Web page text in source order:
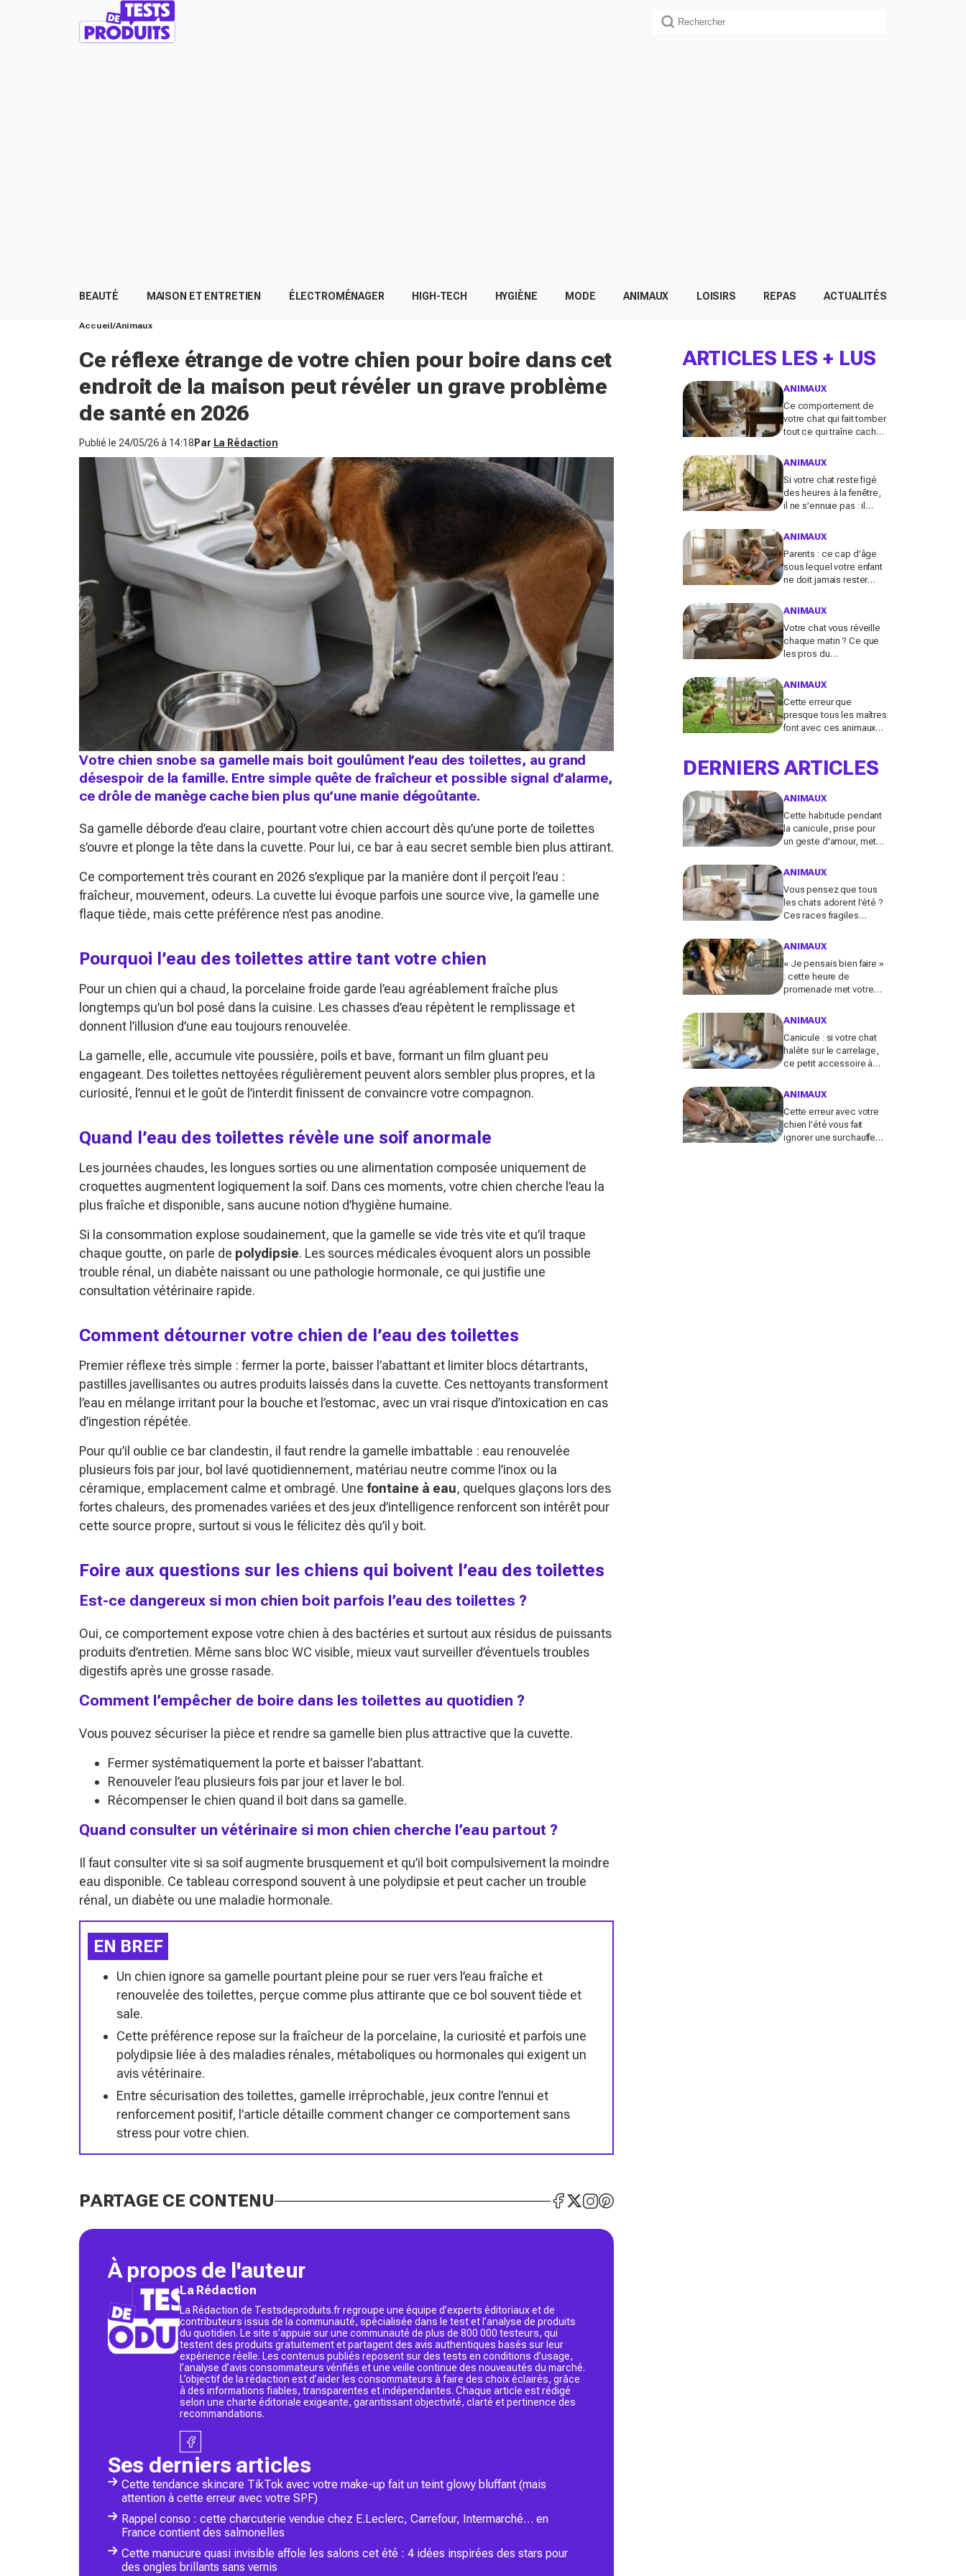
BEAUTÉ MAISON ET ENTRETIEN ÉLECTROMÉNAGER HIGH-TECH HYGIÈNE MODE ANIMAUX LOISIRS REPAS ACTUALITÉS
Accueil Animaux
Ce réflexe étrange de votre chien pour boire dans cet
endroit de la maison peut révéler un grave problème
de santé en 2026
Publié le 24/05/26 à 14:18 Par La Rédaction
Votre chien snobe sa gamelle mais boit goulûment l’eau des toilettes, au grand
désespoir de la famille. Entre simple quête de fraîcheur et possible signal d’alarme,
ce drôle de manège cache bien plus qu’une manie dégoûtante.
Sa gamelle déborde d’eau claire, pourtant votre chien accourt dès qu’une porte de toilettes
s’ouvre et plonge la tête dans la cuvette. Pour lui, ce bar à eau secret semble bien plus attirant.
Ce comportement très courant en 2026 s’explique par la manière dont il perçoit l’eau :
fraîcheur, mouvement, odeurs. La cuvette lui évoque parfois une source vive, la gamelle une
flaque tiède, mais cette préférence n’est pas anodine.
Pourquoi l’eau des toilettes attire tant votre chien
Pour un chien qui a chaud, la porcelaine froide garde l’eau agréablement fraîche plus
longtemps qu’un bol posé dans la cuisine. Les chasses d’eau répètent le remplissage et
donnent l’illusion d’une eau toujours renouvelée.
La gamelle, elle, accumule vite poussière, poils et bave, formant un film gluant peu
engageant. Des toilettes nettoyées régulièrement peuvent alors sembler plus propres, et la
curiosité, l’ennui et le goût de l’interdit finissent de convaincre votre compagnon.
Quand l’eau des toilettes révèle une soif anormale
Les journées chaudes, les longues sorties ou une alimentation composée uniquement de
croquettes augmentent logiquement la soif. Dans ces moments, votre chien cherche l’eau la
plus fraîche et disponible, sans aucune notion d’hygiène humaine.
Si la consommation explose soudainement, que la gamelle se vide très vite et qu’il traque
chaque goutte, on parle de polydipsie. Les sources médicales évoquent alors un possible
trouble rénal, un diabète naissant ou une pathologie hormonale, ce qui justifie une
consultation vétérinaire rapide.
Comment détourner votre chien de l’eau des toilettes
Premier réflexe très simple : fermer la porte, baisser l’abattant et limiter blocs détartrants,
pastilles javellisantes ou autres produits laissés dans la cuvette. Ces nettoyants transforment
l’eau en mélange irritant pour la bouche et l’estomac, avec un vrai risque d’intoxication en cas
d’ingestion répétée.
Pour qu’il oublie ce bar clandestin, il faut rendre la gamelle imbattable : eau renouvelée
plusieurs fois par jour, bol lavé quotidiennement, matériau neutre comme l’inox ou la
céramique, emplacement calme et ombragé. Une fontaine à eau, quelques glaçons lors des
fortes chaleurs, des promenades variées et des jeux d’intelligence renforcent son intérêt pour
cette source propre, surtout si vous le félicitez dès qu’il y boit.
Foire aux questions sur les chiens qui boivent l’eau des toilettes
Est-ce dangereux si mon chien boit parfois l’eau des toilettes ?
Oui, ce comportement expose votre chien à des bactéries et surtout aux résidus de puissants
produits d’entretien. Même sans bloc WC visible, mieux vaut surveiller d’éventuels troubles
digestifs après une grosse rasade.
Comment l’empêcher de boire dans les toilettes au quotidien ?
Vous pouvez sécuriser la pièce et rendre sa gamelle bien plus attractive que la cuvette.
Fermer systématiquement la porte et baisser l’abattant.
Renouveler l’eau plusieurs fois par jour et laver le bol.
Récompenser le chien quand il boit dans sa gamelle.
Quand consulter un vétérinaire si mon chien cherche l’eau partout ?
Il faut consulter vite si sa soif augmente brusquement et qu’il boit compulsivement la moindre
eau disponible. Ce tableau correspond souvent à une polydipsie et peut cacher un trouble
rénal, un diabète ou une maladie hormonale.
EN BREF
Un chien ignore sa gamelle pourtant pleine pour se ruer vers l’eau fraîche et
renouvelée des toilettes, perçue comme plus attirante que ce bol souvent tiède et
sale.
Cette préférence repose sur la fraîcheur de la porcelaine, la curiosité et parfois une
polydipsie liée à des maladies rénales, métaboliques ou hormonales qui exigent un
avis vétérinaire.
Entre sécurisation des toilettes, gamelle irréprochable, jeux contre l’ennui et
renforcement positif, l’article détaille comment changer ce comportement sans
stress pour votre chien.
PARTAGE CE CONTENU
À propos de l'auteur
La Rédaction
La Rédaction de Testsdeproduits.fr regroupe une équipe d’experts éditoriaux et de
contributeurs issus de la communauté, spécialisée dans le test et l’analyse de produits
du quotidien. Le site s’appuie sur une communauté de plus de 800 000 testeurs, qui
testent des produits gratuitement et partagent des avis authentiques basés sur leur
expérience réelle. Les contenus publiés reposent sur des tests en conditions d’usage,
l’analyse d’avis consommateurs vérifiés et une veille continue des nouveautés du marché.
L’objectif de la rédaction est d’aider les consommateurs à faire des choix éclairés, grâce
à des informations fiables, transparentes et indépendantes. Chaque article est rédigé
selon une charte éditoriale exigeante, garantissant objectivité, clarté et pertinence des
recommandations.
Ses derniers articles
Cette tendance skincare TikTok avec votre make-up fait un teint glowy bluffant (mais
attention à cette erreur avec votre SPF)
Rappel conso : cette charcuterie vendue chez E.Leclerc, Carrefour, Intermarché… en
France contient des salmonelles
Cette manucure quasi invisible affole les salons cet été : 4 idées inspirées des stars pour
des ongles brillants sans vernis
ARTICLES LES + LUS
ANIMAUX
Ce comportement de
votre chat qui fait tomber
tout ce qui traîne cache
vous ne devez plus
ANIMAUX
Si votre chat reste figé
des heures à la fenêtre,
il ne s’ennuie pas : il
faculté mentale que
ANIMAUX
Parents : ce cap d’âge
sous lequel votre enfant
ne doit jamais rester
même pour fermer la
ANIMAUX
Votre chat vous réveille
chaque matin ? Ce que
les pros du
voient n’a presque
ANIMAUX
Cette erreur que
presque tous les maîtres
font avec ces animaux
ne l’imaginent
DERNIERS ARTICLES
ANIMAUX
Cette habitude pendant
la canicule, prise pour
un geste d'amour, met
poils longs selon les
ANIMAUX
Vous pensez que tous
les chats adorent l’été ?
Ces races fragiles
chaleur fatal sans ces
ANIMAUX
« Je pensais bien faire »
: cette heure de
promenade met votre
la plupart des maîtres
ANIMAUX
Canicule : si votre chat
halète sur le carrelage,
ce petit accessoire à
transformer son coin
ANIMAUX
Cette erreur avec votre
chien l'été vous fait
ignorer une surchauffe